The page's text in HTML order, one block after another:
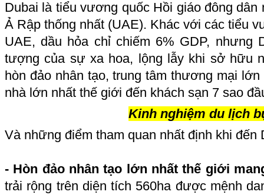
Dubai là tiểu vương quốc Hồi giáo đông
Ả Rập thống nhất (UAE). Khác với các tiểu
UAE, dầu hỏa chỉ chiếm 6% GDP, nhưng
tượng của sự xa hoa, lộng lẫy khi sở hữu
hòn đảo nhân tạo, trung tâm thương mại
nhà lớn nhất thế giới đến khách sạn 7 sao
Kinh nghiệm du lịch
Và những điểm tham quan nhất định khi đến
- Hòn đảo nhân tạo lớn nhất thế giới
trải rộng trên diện tích 560ha được mệnh